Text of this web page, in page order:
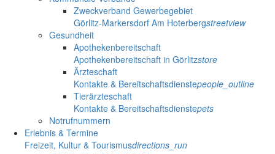
Zweckverband Gewerbegebiet
Görlitz-Markersdorf Am Hoterbergstreetview
Gesundheit
Apothekenbereitschaft
Apothekenbereitschaft in Görlitzstore
Ärzteschaft
Kontakte & Bereitschaftsdienstepeople_outline
Tierärzteschaft
Kontakte & Bereitschaftsdienstepets
Notrufnummern
Erlebnis & Termine
Freizeit, Kultur & Tourismusdirections_run